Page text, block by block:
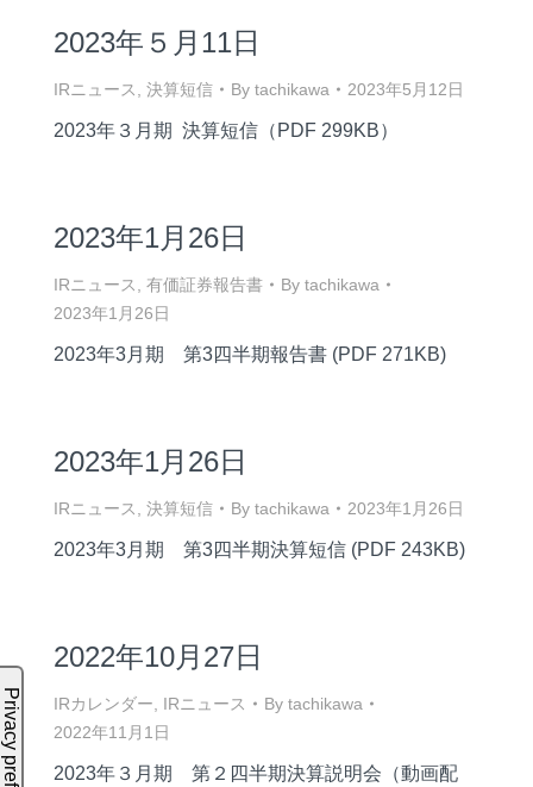
2023年５月11日
IRニュース 決算短信 By tachikawa 2023年5月12日
2023年３月期 決算短信（PDF 299KB）
2023年1月26日
IRニュース 有価証券報告書 By tachikawa
2023年1月26日
2023年3月期 第3四半期報告書 (PDF 271KB)
2023年1月26日
IRニュース 決算短信 By tachikawa 2023年1月26日
2023年3月期 第3四半期決算短信 (PDF 243KB)
2022年10月27日
IRカレンダー IRニュース By tachikawa
2022年11月1日
2023年３月期 第２四半期決算説明会（動画配